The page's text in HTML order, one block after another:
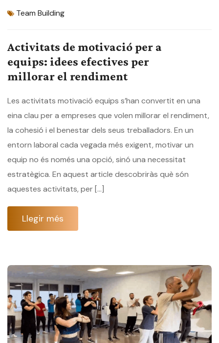
Team Building
Activitats de motivació per a
equips: idees efectives per
millorar el rendiment
Les activitats motivació equips s’han convertit en una
eina clau per a empreses que volen millorar el rendiment,
la cohesió i el benestar dels seus treballadors. En un
entorn laboral cada vegada més exigent, motivar un
equip no és només una opció, sinó una necessitat
estratègica. En aquest article descobriràs què són
aquestes activitats, per […]
Llegir més